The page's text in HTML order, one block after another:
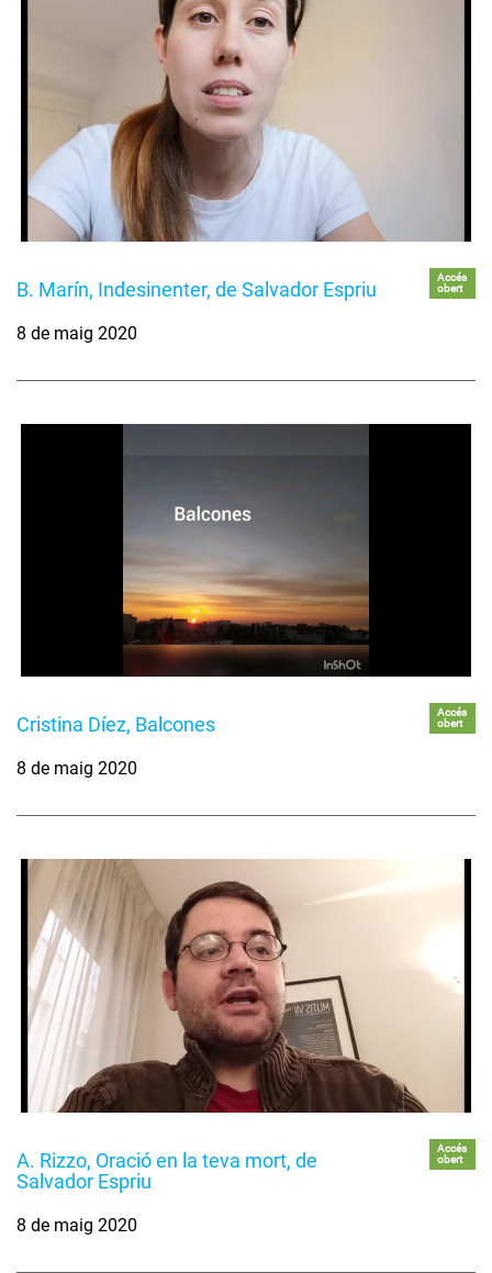
B. Marín, Indesinenter, de Salvador Espriu
Accés
obert
8 de maig 2020
Cristina Díez, Balcones
Accés
obert
8 de maig 2020
A. Rizzo, Oració en la teva mort, de
Salvador Espriu
Accés
obert
8 de maig 2020